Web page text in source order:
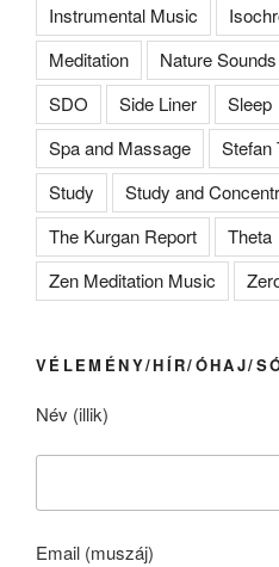
Instrumental Music
Meditation
Nature Sounds
SDO
Side Liner Sleep
Spa and Massage
Stefan
Study
Study and
The Kurgan Report
Theta
Zen Meditation Music
VÉLEMÉNY/HÍR/ÓHAJ/
Név (illik)
Email (muszáj)